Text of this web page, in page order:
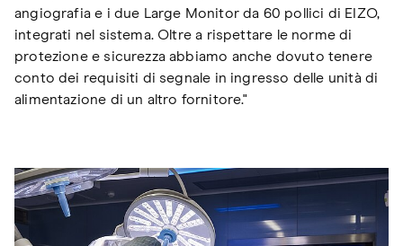
angiografia e i due Large Monitor da 60 pollici di EIZO,
integrati nel sistema. Oltre a rispettare le norme di
protezione e sicurezza abbiamo anche dovuto tenere
conto dei requisiti di segnale in ingresso delle unità di
alimentazione di un altro fornitore."